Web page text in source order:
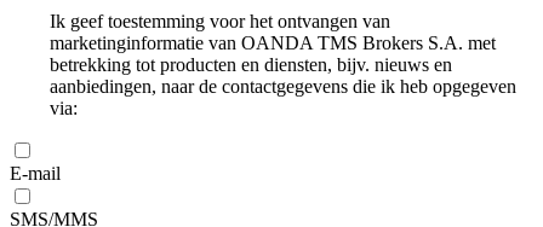
Ik geef toestemming voor het ontvangen van
marketinginformatie van OANDA TMS Brokers S.A. met
betrekking tot producten en diensten, bijv. nieuws en
aanbiedingen, naar de contactgegevens die ik heb opgegeven
via:
E-mail
SMS/MMS